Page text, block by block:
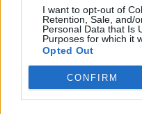
I want to opt-out of
Retention, Sale, and/
Personal Data that Is
Purposes for which it
Opted Out
CONFIRM
6 Αυγούστου, 2026
Κάρτα Αγρότη: Τι αλλάζει
6 Αυγούστου, 2026